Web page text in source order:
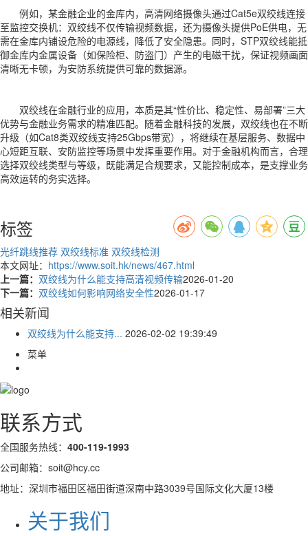
例如，某金融企业的金库内，高清网络摄像头通过Cat5e双绞线连接
至监控交换机：双绞线不仅传输视频数据，还为摄像头提供PoE供电，无
需在金库内铺设危险的电源线，降低了安全隐患。同时，STP双绞线能抵
御金库内金属设备（如保险柜、防盗门）产生的电磁干扰，保证视频画面
清晰无卡顿，为安防系统提供可靠的数据源。
双绞线在金融行业的应用，本质是其“性价比、稳定性、易部署”三大
优势与金融业务需求的精准匹配。随着金融科技的发展，双绞线也在不断
升级（如Cat8类双绞线支持25Gbps带宽），将继续在基层服务、数据中
心短距互联、安防监控等场景中发挥重要作用。对于金融机构而言，合理
选择双绞线类型与等级，既能满足合规要求，又能控制成本，是支撑业务
高效运转的务实选择。
标签
光纤跳线推荐 双绞线标准 双绞线检测
本文网址： https://www.soit.hk/news/467.html
上一篇： 双绞线为什么能支持高清视频传输2026-01-20
下一篇： 双绞线如何影响网络安全性2026-01-17
相关新闻
双绞线为什么能支持... 2026-02-02 19:39:49
菜单
联系方式
全国服务热线： 400-119-1993
公司邮箱：soit@hcy.cc
地址：深圳市福田区福田街道深南中路3039号国际文化大厦13楼
关于我们